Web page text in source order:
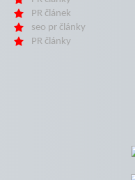
PR článek
seo pr články
PR články